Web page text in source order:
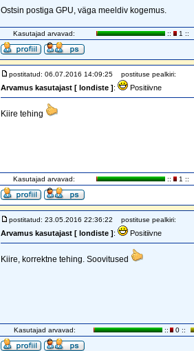
Ostsin postiga GPU, väga meeldiv kogemus.
Kasutajad arvavad: :: 1 ::
postitatud: 06.07.2016 14:09:25 postituse pealkiri:
Arvamus kasutajast [ londiste ]: Positiivne
Kiire tehing
Kasutajad arvavad: :: 1 ::
postitatud: 23.05.2016 22:36:22 postituse pealkiri:
Arvamus kasutajast [ londiste ]: Positiivne
Kiire, korrektne tehing. Soovitused
Kasutajad arvavad: :: 0 ::